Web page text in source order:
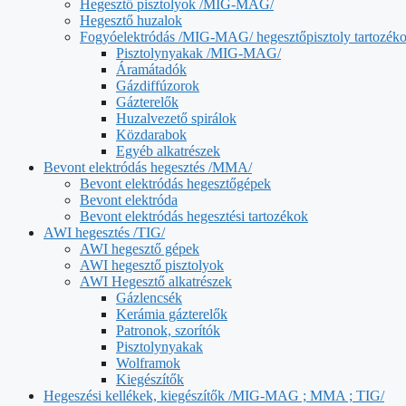
Hegesztő pisztolyok /MIG-MAG/
Hegesztő huzalok
Fogyóelektródás /MIG-MAG/ hegesztőpisztoly
Pisztolynyakak /MIG-MAG/
Áramátadók
Gázdiffúzorok
Gázterelők
Huzalvezető spirálok
Közdarabok
Egyéb alkatrészek
Bevont elektródás hegesztés /MMA/
Bevont elektródás hegesztőgépek
Bevont elektróda
Bevont elektródás hegesztési tartozékok
AWI hegesztés /TIG/
AWI hegesztő gépek
AWI hegesztő pisztolyok
AWI Hegesztő alkatrészek
Gázlencsék
Kerámia gázterelők
Patronok, szorítók
Pisztolynyakak
Wolframok
Kiegészítők
Hegeszési kellékek, kiegészítők /MIG-MAG ; MMA ; TIG/